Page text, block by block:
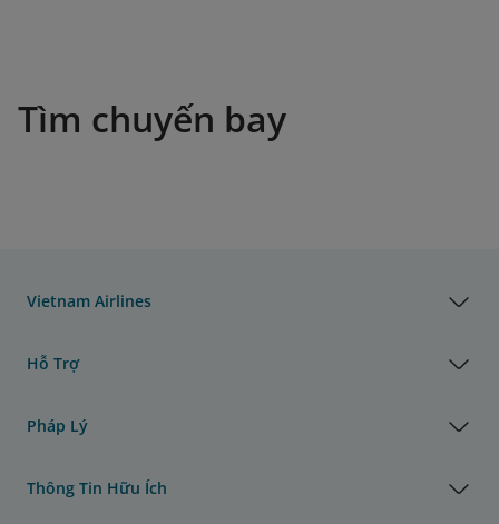
Tìm chuyến bay
Vietnam Airlines
Hỗ Trợ
Pháp Lý
Thông Tin Hữu Ích